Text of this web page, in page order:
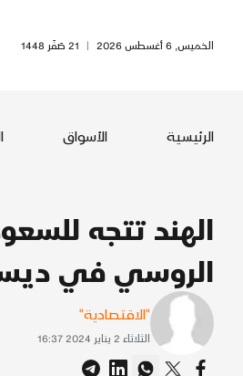
الخميس, 6 أغسطس 2026 | 21 صَفَر 1448
الرئيسية الأسواق
الهند تتجه
الروسي في
"الاقتصادية"
الثلاثاء 2 يناير 2024 16:37